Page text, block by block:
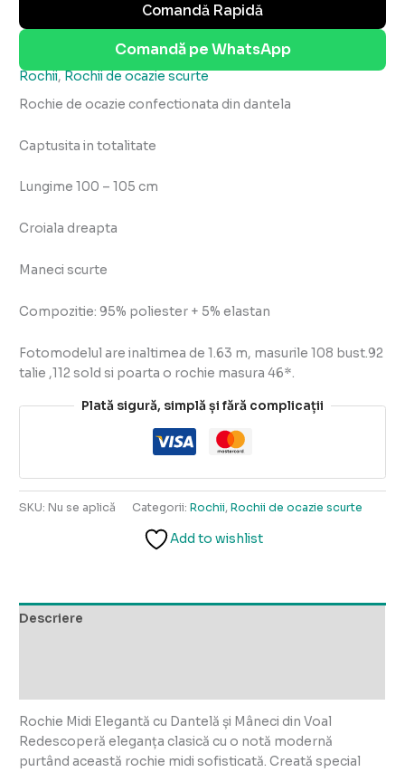
Comandă Rapidă
Comandă pe WhatsApp
Rochii, Rochii de ocazie scurte
Rochie de ocazie confectionata din dantela
Captusita in totalitate
Lungime 100 – 105 cm
Croiala dreapta
Maneci scurte
Compozitie: 95% poliester + 5% elastan
Fotomodelul are inaltimea de 1.63 m, masurile 108 bust.92
talie ,112 sold si poarta o rochie masura 46*.
Plată sigură, simplă și fără complicații
SKU:Nu se aplică Categorii:Rochii,Rochii de ocazie scurte
Add to wishlist
Descriere
Rochie Midi Elegantă cu Dantelă și Mâneci din Voal
Redescoperă eleganța clasică cu o notă modernă
purtând această rochie midi sofisticată. Creată special